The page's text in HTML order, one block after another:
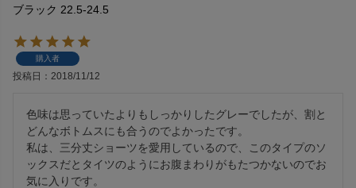
ブラック 22.5-24.5
購入者
投稿日 2018/11/12
色味は思っていたよりもしっかりしたグレーでしたが、割と
どんなボトムスにも合うのでよかったです。
私は、三分丈ショーツを愛用しているので、このタイプのソ
ックスだとタイツのようにお腹まわりがもたつかないのでお
気に入りです。